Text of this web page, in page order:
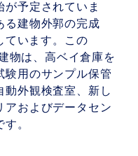
予定されていま
る建物外郭の完成
ています。この
物は、高ベイ倉庫を
験用のサンプル保管
動外観検査室、新し
アおよびデータセン
。